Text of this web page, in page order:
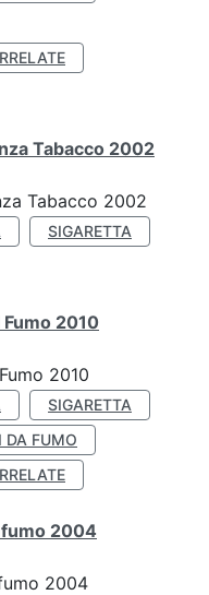
Tabacco 2002
Tabacco 2002
SIGARETTA
2010
2010
SIGARETTA
DA FUMO
2004
2004